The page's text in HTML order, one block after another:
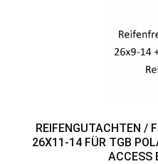
REIFENGUTACHTEN /
26X11-14 FÜR TGB
ACCESS